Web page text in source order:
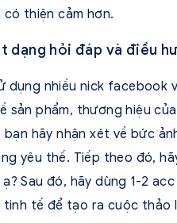
thiện cảm hơn.
dạng hỏi đáp và điều
dụng nhiều nick facebook
sản phẩm, thương hiệu
hãy nhận xét về bức
yêu thế. Tiếp theo đó,
Sau đó, hãy dùng 1-2
tinh tế để tạo ra cuộc thảo